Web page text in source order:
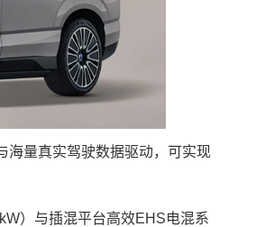
海量真实驾驶数据驱动，可实现
）与插混平台高效EHS电混系